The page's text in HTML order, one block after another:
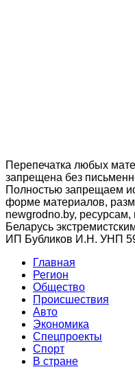
Перепечатка любых
запрещена без
Полностью запрещаем
форме материалов,
newgrodno.by,
Беларусь
ИП Бубликов И.Н. УНП
Главная
Регион
Общество
Происшествия
Авто
Экономика
Спецпроекты
Cпорт
В стране